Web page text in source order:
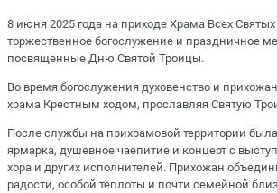
8 июня 2025 года на приходе Храма Всех Святых
торжественное богослужение и праздничное
посвященные Дню Святой Троицы.
Во время богослужения духовенство и
храма Крестным ходом, прославляя Святую
После службы на прихрамовой территории
ярмарка, душевное чаепитие и концерт с
хора и других исполнителей. Прихожан
радости, особой теплоты и почти семейной